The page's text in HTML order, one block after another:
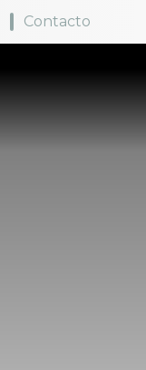
Contacto